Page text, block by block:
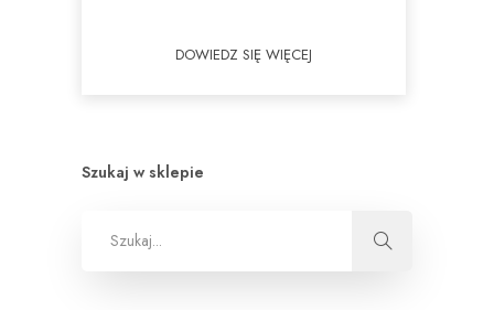
DOWIEDZ SIĘ WIĘCEJ
Szukaj w sklepie